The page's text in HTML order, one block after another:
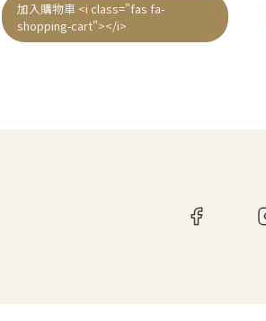
分
5
加入購物車 <i class="fas fa-
shopping-cart"></i>